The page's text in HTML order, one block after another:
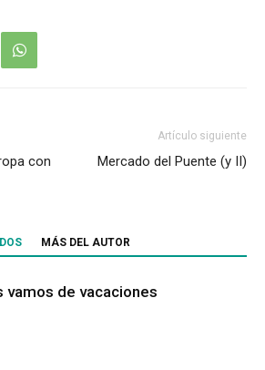
con
Artículo siguiente
Mercado del Puente (y II)
MÁS DEL AUTOR
vamos de vacaciones